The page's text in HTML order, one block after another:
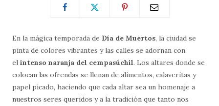
En la mágica temporada de Día de Muertos, la ciudad se
pinta de colores vibrantes y las calles se adornan con
el intenso naranja del cempasúchil. Los altares donde se
colocan las ofrendas se llenan de alimentos, calaveritas y
papel picado, haciendo que cada altar sea un homenaje a
nuestros seres queridos y a la tradición que tanto nos